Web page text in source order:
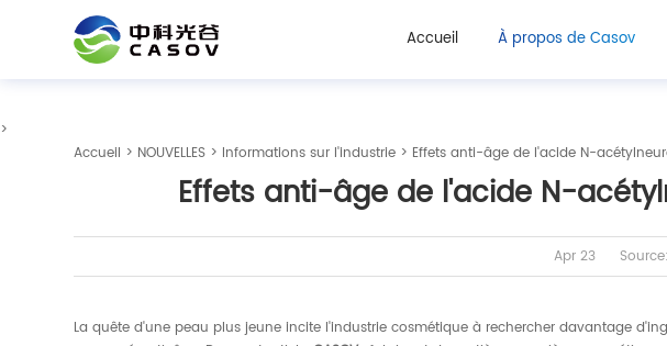
Accueil À propos de Casov
>
Accueil > NOUVELLES > Informations sur l'industrie > Effets anti-âge de l'acide N-
Effets anti-âge de l'acide N-
Apr 23
La quête d'une peau plus jeune incite l'industrie cosmétique à rechercher davantage